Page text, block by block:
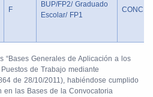
F
BUP/FP2/ Graduado
Escolar/ FP1
CONC
“Bases Generales de Aplicación a los
de Trabajo mediante
de 28/10/2011), habiéndose cumplido
en las Bases de la Convocatoria